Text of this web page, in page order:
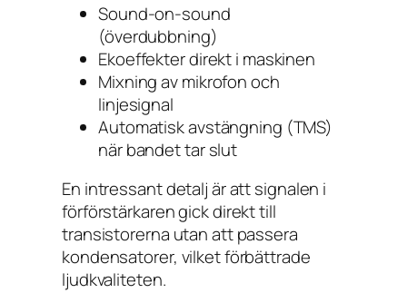
Sound-on-sound
(överdubbning)
Ekoeffekter direkt i maskinen
Mixning av mikrofon och
linjesignal
Automatisk avstängning (TMS)
när bandet tar slut
En intressant detalj är att signalen i
förförstärkaren gick direkt till
transistorerna utan att passera
kondensatorer, vilket förbättrade
ljudkvaliteten.